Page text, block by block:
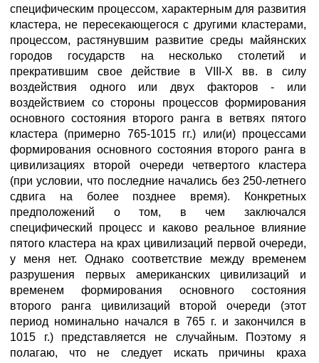
специфическим процессом, характерным для развития
кластера, не пересекающегося с другими кластерами,
процессом, растянувшим развитие среды майянских
городов государств на несколько столетий и
прекратившим свое действие в VIII-X вв. в силу
воздействия одного или двух факторов - или
воздействием со стороны процессов формирования
основного состояния второго ранга в ветвях пятого
кластера (примерно 765-1015 гг.) или(и) процессами
формирования основного состояния второго ранга в
цивилизациях второй очереди четвертого кластера
(при условии, что последние начались без 250-летнего
сдвига на более позднее время). Конкретных
предположений о том, в чем заключался
специфический процесс и каково реальное влияние
пятого кластера на крах цивилизаций первой очереди,
у меня нет. Однако соответствие между временем
разрушения первых американских цивилизаций и
временем формирования основного состояния
второго ранга цивилизаций второй очереди (этот
период номинально начался в 765 г. и закончился в
1015 г.) представляется не случайным. Поэтому я
полагаю, что не следует искать причины краха